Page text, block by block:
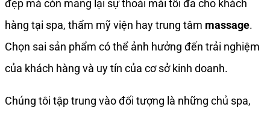
đẹp mà còn mang lại sự thoải mái tối đa cho khách
hàng tại spa, thẩm mỹ viện hay trung tâm massage.
Chọn sai sản phẩm có thể ảnh hưởng đến trải nghiệm
của khách hàng và uy tín của cơ sở kinh doanh.
Chúng tôi tập trung vào đối tượng là những chủ spa,